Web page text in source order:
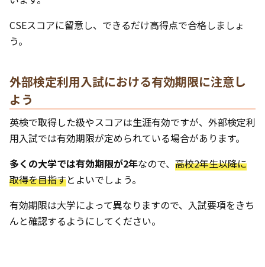
CSEスコアに留意し、できるだけ高得点で合格しましょ
う。
外部検定利用入試における有効期限に注意し
よう
英検で取得した級やスコアは生涯有効ですが、外部検定利
用入試では有効期限が定められている場合があります。
多くの大学では有効期限が2年なので、 高校2年生以降に
取得を目指すとよいでしょう。
有効期限は大学によって異なりますので、入試要項をきち
んと確認するようにしてください。